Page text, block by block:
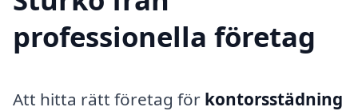
professionella företag
Att hitta rätt företag för kontorsstädning